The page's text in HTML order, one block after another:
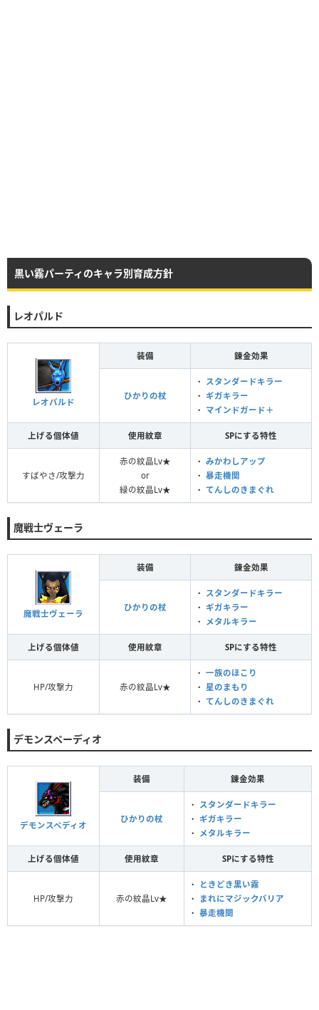
黒い霧パーティのキャラ別育成方針
レオパルド
レオパルド
装備 錬金効果
ひかりの杖
・
スタンダードキラー
・ ギガキラー
・ マインドガード＋
上げる個体値 使用紋章 SPにする特性
すばやさ/攻撃力
赤の紋晶Lv★
or
緑の紋晶Lv★
・ みかわしアップ
・ 暴走機関
・ てんしのきまぐれ
魔戦士ヴェーラ
魔戦士ヴェーラ
装備 錬金効果
ひかりの杖
・
スタンダードキラー
・ ギガキラー
・
メタルキラー
上げる個体値 使用紋章 SPにする特性
HP/攻撃力 赤の紋晶Lv★
・ 一族のほこり
・ 星のまもり
・ てんしのきまぐれ
デモンスペーディオ
デモンスペディオ
装備 錬金効果
ひかりの杖
・
スタンダードキラー
・ ギガキラー
・
メタルキラー
上げる個体値 使用紋章 SPにする特性
HP/攻撃力 赤の紋晶Lv★
・
ときどき黒い霧
・
まれにマジックバリア
・ 暴走機関